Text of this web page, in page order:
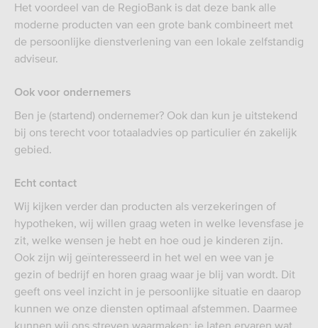
Het voordeel van de RegioBank is dat deze bank alle
moderne producten van een grote bank combineert met
de persoonlijke dienstverlening van een lokale zelfstandig
adviseur.
Ook voor ondernemers
Ben je (startend) ondernemer? Ook dan kun je uitstekend
bij ons terecht voor totaaladvies op particulier én zakelijk
gebied.
Echt contact
Wij kijken verder dan producten als verzekeringen of
hypotheken, wij willen graag weten in welke levensfase je
zit, welke wensen je hebt en hoe oud je kinderen zijn.
Ook zijn wij geïnteresseerd in het wel en wee van je
gezin of bedrijf en horen graag waar je blij van wordt. Dit
geeft ons veel inzicht in je persoonlijke situatie en daarop
kunnen we onze diensten optimaal afstemmen. Daarmee
kunnen wij ons streven waarmaken; je laten ervaren wat